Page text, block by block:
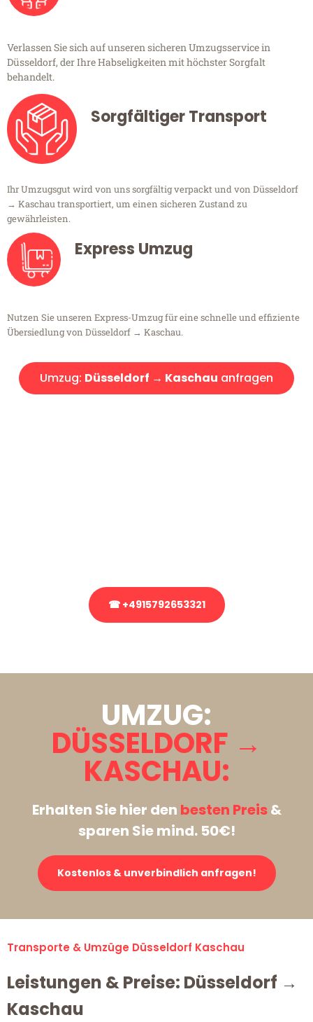
Verlassen Sie sich auf unseren sicheren Umzugsservice in
Düsseldorf, der Ihre Habseligkeiten mit höchster Sorgfalt
behandelt.
Sorgfältiger Transport
Ihr Umzugsgut wird von uns sorgfältig verpackt und von Düsseldorf
→ Kaschau transportiert, um einen sicheren Zustand zu
gewährleisten.
Express Umzug
Nutzen Sie unseren Express-Umzug für eine schnelle und effiziente
Übersiedlung von Düsseldorf → Kaschau.
Umzug: Düsseldorf → Kaschau anfragen
☎ +4915792653321
UMZUG:
DÜSSELDORF →
KASCHAU:
Erhalten Sie hier den besten Preis&
sparen Sie mind. 50€!
Kostenlos & unverbindlich anfragen!
Transporte & Umzüge Düsseldorf Kaschau
Leistungen & Preise: Düsseldorf →
Kaschau